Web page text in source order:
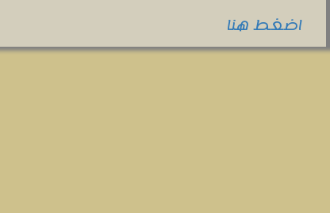
اضغط هنا